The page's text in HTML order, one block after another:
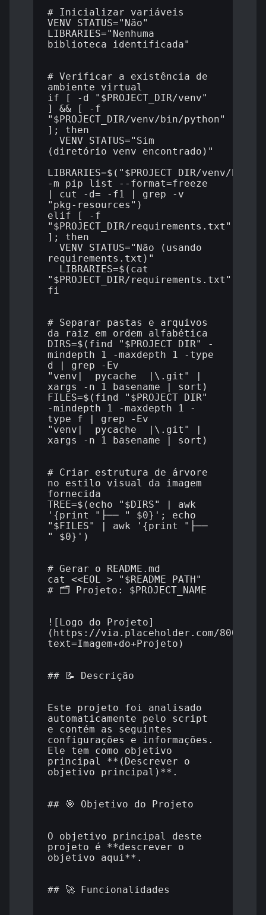
# Inicializar variáveis
VENV_STATUS="Não"
LIBRARIES="Nenhuma
biblioteca identificada"
# Verificar a existência de
ambiente virtual
if [ -d "$PROJECT_DIR/venv"
] && [ -f
"$PROJECT_DIR/venv/bin/python"
]; then
VENV_STATUS="Sim
(diretório venv encontrado)"
LIBRARIES=$("$PROJECT_DIR/venv/bin/
-m pip list --format=freeze
| cut -d= -f1 | grep -v
"pkg-resources")
elif [ -f
"$PROJECT_DIR/requirements.txt"
]; then
VENV_STATUS="Não (usando
requirements.txt)"
LIBRARIES=$(cat
"$PROJECT_DIR/requirements.txt")
fi
# Separar pastas e arquivos
da raiz em ordem alfabética
DIRS=$(find "$PROJECT_DIR" -
mindepth 1 -maxdepth 1 -type
d | grep -Ev
"venv|__pycache__|\.git" |
xargs -n 1 basename | sort)
FILES=$(find "$PROJECT_DIR"
-mindepth 1 -maxdepth 1 -
type f | grep -Ev
"venv|__pycache__|\.git" |
xargs -n 1 basename | sort)
# Criar estrutura de árvore
no estilo visual da imagem
fornecida
TREE=$(echo "$DIRS" | awk
'{print "├── " $0}'; echo
"$FILES" | awk '{print "├──
" $0}')
# Gerar o README.md
cat <<EOL > "$README_PATH"
# 🗂️ Projeto: $PROJECT_NAME
![Logo do Projeto]
(https://via.placeholder.com/
text=Imagem+do+Projeto)
## 📝 Descrição
Este projeto foi analisado
automaticamente pelo script
e contém as seguintes
configurações e informações.
Ele tem como objetivo
principal **(Descrever o
objetivo principal)**.
## 🎯 Objetivo do Projeto
O objetivo principal deste
projeto é **descrever o
objetivo aqui**.
## 🚀 Funcionalidades